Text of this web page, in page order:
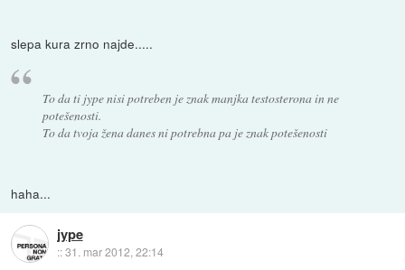
slepa kura zrno najde.....
To da ti jype nisi potreben je znak manjka testosterona in ne
potešenosti.
To da tvoja žena danes ni potrebna pa je znak potešenosti
haha...
jype
::31. mar 2012, 22:14